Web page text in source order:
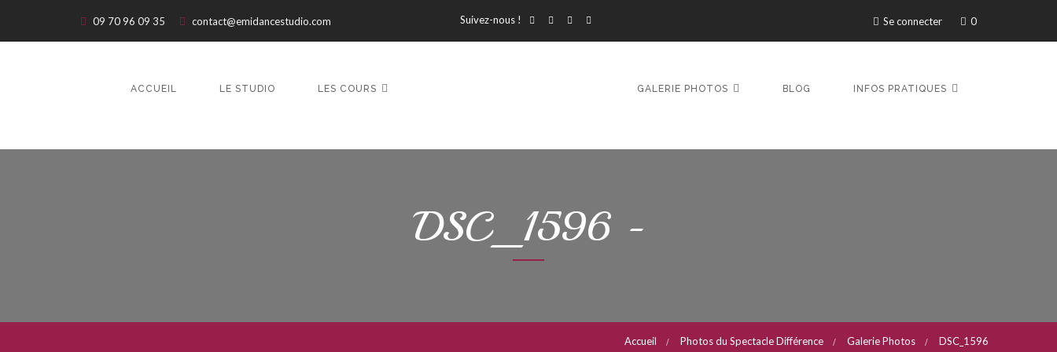
09 70 96 09 35 contact@emidancestudio.com Se connecter 0
Suivez-nous !
ACCUEIL LE STUDIO LES COURS GALERIE PHOTOS BLOG INFOS PRATIQUES
DSC_1596 -
Accueil Photos du Spectacle Différence Galerie Photos DSC_1596